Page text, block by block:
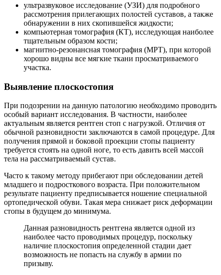
ультразвуковое исследование (УЗИ) для подробного
рассмотрения прилегающих полостей суставов, а также
обнаружении в них скопившейся жидкости;
компьютерная томография (КТ), исследующая наиболее
тщательным образом кости;
магнитно-резонансная томография (МРТ), при которой
хорошо видны все мягкие ткани просматриваемого
участка.
Выявление плоскостопия
При подозрении на данную патологию необходимо проводить
особый вариант исследования. В частности, наиболее
актуальным является рентген стоп с нагрузкой. Отличия от
обычной разновидности заключаются в самой процедуре. Для
получения прямой и боковой проекции стопы пациенту
требуется стоять на одной ноге, то есть давить всей массой
тела на рассматриваемый сустав.
Часто к такому методу прибегают при обследовании детей
младшего и подросткового возраста. При положительном
результате пациенту предписывается ношение специальной
ортопедической обуви. Такая мера снижает риск деформации
стопы в будущем до минимума.
Данная разновидность рентгена является одной из
наиболее часто проводимых процедур, поскольку
наличие плоскостопия определенной стадии дает
возможность не попасть на службу в армии по
призыву.